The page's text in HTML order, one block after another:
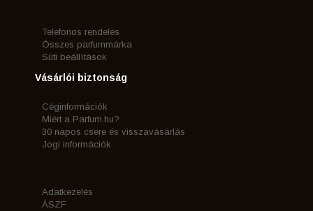
Telefonos rendelés
Összes parfummárka
Süti beállítások
Vásárlói biztonság
Céginformációk
Miért a Parfum.hu?
30 napos csere és visszavásárlás
Jogi információk
Adatkezelés
ÁSZF